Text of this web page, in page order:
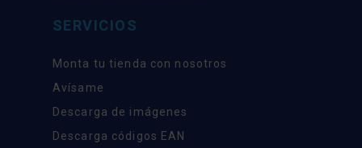
SERVICIOS
Monta tu tienda con nosotros
Avísame
Descarga de imágenes
Descarga códigos EAN